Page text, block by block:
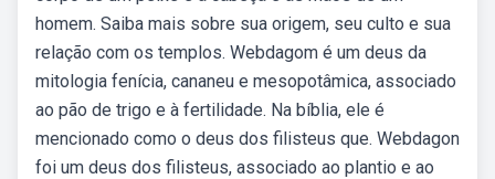
homem. Saiba mais sobre sua origem, seu culto e sua
relação com os templos. Webdagom é um deus da
mitologia fenícia, cananeu e mesopotâmica, associado
ao pão de trigo e à fertilidade. Na bíblia, ele é
mencionado como o deus dos filisteus que. Webdagon
foi um deus dos filisteus, associado ao plantio e ao